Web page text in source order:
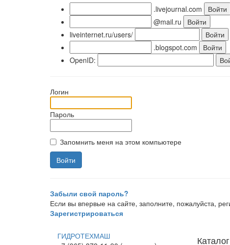
.livejournal.com
@mail.ru
liveinternet.ru/users/
.blogspot.com
OpenID:
Логин
Пароль
Запомнить меня на этом компьютере
Забыли свой пароль?
Если вы впервые на сайте, заполните, пожалуйста,
Зарегистрироваться
ГИДРОТЕХМАШ